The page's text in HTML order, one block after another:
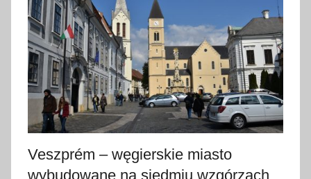
ś
n
i
a
2
1
Veszprém – węgierskie miasto
wybudowane na siedmiu wzgórzach